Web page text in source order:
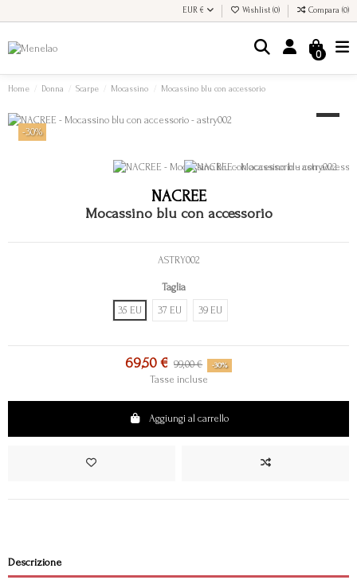
EUR € Wishlist (0) Compara (0)
0
Home Donna Scarpe Mocassino Mocassino blu con accessorio
-30%
Mocassino blu con accessorio
NACREE
ASTRY002
Taglia
35 EU 37 EU 39 EU
69,50 € 99,00 € -30%
Tasse incluse
Aggiungi al carrello
Descrizione